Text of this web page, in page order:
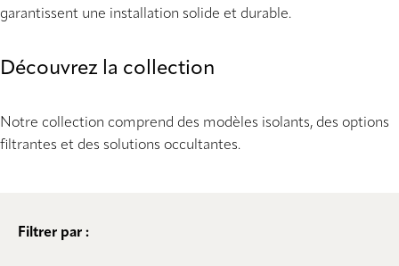
garantissent une installation solide et durable.
Découvrez la collection
Notre collection comprend des modèles isolants, des options
filtrantes et des solutions occultantes.
Filtrer par :